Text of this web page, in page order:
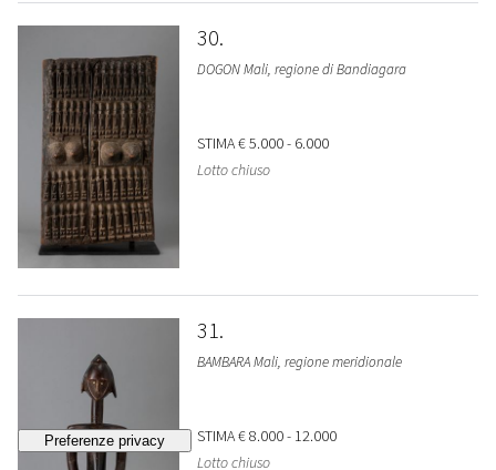
30
DOGON Mali, regione di Bandiagara
STIMA€ 5.000 - 6.000
Lotto chiuso
31
BAMBARA Mali, regione meridionale
STIMA€ 8.000 - 12.000
Lotto chiuso